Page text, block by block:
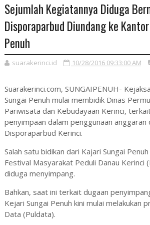
Sejumlah Kegiatannya Diduga
Disporaparbud Diundang ke
Penuh
suarakerinci.id 10/28/2016 09:33:00 AM
Suarakerinci.com, SUNGAIPENUH-
Sungai Penuh mulai membidik Dinas
Pariwisata dan Kebudayaan Kerinci,
penyimpaan dalam penggunaan
Disporaparbud Kerinci.
Salah satu bidikan dari Kajari Sungai
Festival Masyarakat Peduli Danau Kerinci
diduga menyimpang.
Bahkan, saat ini terkait dugaan
Kejari Sungai Penuh kini mulai melakukan
Data (Puldata).